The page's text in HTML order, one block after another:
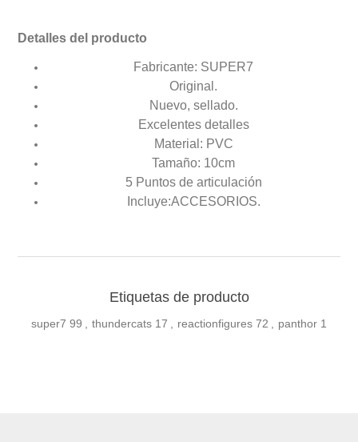
Detalles del producto
Fabricante: SUPER7
Original.
Nuevo, sellado.
Excelentes detalles
Material: PVC
Tamaño: 10cm
5 Puntos de articulación
Incluye:ACCESORIOS.
Etiquetas de producto
super7 99 thundercats 17 reactionfigures 72 panthor 1